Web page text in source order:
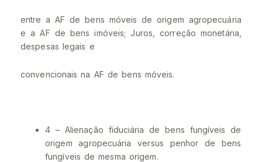
entre a AF de bens móveis de origem agropecuária
e a AF de bens imóveis; Juros, correção monetária,
despesas legais e
convencionais na AF de bens móveis.
4 – Alienação fiduciária de bens fungíveis de
origem agropecuária versus penhor de bens
fungíveis de mesma origem.